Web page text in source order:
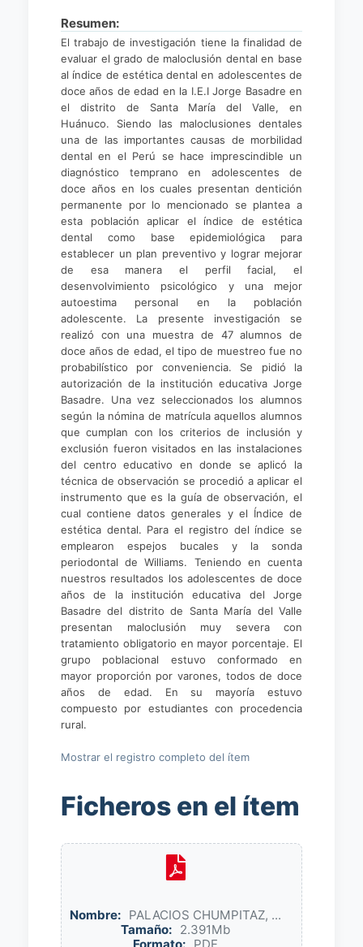
Resumen:
El trabajo de investigación tiene la finalidad de
evaluar el grado de maloclusión dental en base
al índice de estética dental en adolescentes de
doce años de edad en la I.E.I Jorge Basadre en
el distrito de Santa María del Valle, en
Huánuco. Siendo las maloclusiones dentales
una de las importantes causas de morbilidad
dental en el Perú se hace imprescindible un
diagnóstico temprano en adolescentes de
doce años en los cuales presentan dentición
permanente por lo mencionado se plantea a
esta población aplicar el índice de estética
dental como base epidemiológica para
establecer un plan preventivo y lograr mejorar
de esa manera el perfil facial, el
desenvolvimiento psicológico y una mejor
autoestima personal en la población
adolescente. La presente investigación se
realizó con una muestra de 47 alumnos de
doce años de edad, el tipo de muestreo fue no
probabilístico por conveniencia. Se pidió la
autorización de la institución educativa Jorge
Basadre. Una vez seleccionados los alumnos
según la nómina de matrícula aquellos alumnos
que cumplan con los criterios de inclusión y
exclusión fueron visitados en las instalaciones
del centro educativo en donde se aplicó la
técnica de observación se procedió a aplicar el
instrumento que es la guía de observación, el
cual contiene datos generales y el Índice de
estética dental. Para el registro del índice se
emplearon espejos bucales y la sonda
periodontal de Williams. Teniendo en cuenta
nuestros resultados los adolescentes de doce
años de la institución educativa del Jorge
Basadre del distrito de Santa María del Valle
presentan maloclusión muy severa con
tratamiento obligatorio en mayor porcentaje. El
grupo poblacional estuvo conformado en
mayor proporción por varones, todos de doce
años de edad. En su mayoría estuvo
compuesto por estudiantes con procedencia
rural.
Mostrar el registro completo del ítem
Ficheros en el ítem
Nombre: PALACIOS CHUMPITAZ, ...
Tamaño: 2.391Mb